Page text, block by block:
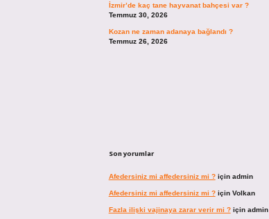
İzmir’de kaç tane hayvanat bahçesi var ?
Temmuz 30, 2026
Kozan ne zaman adanaya bağlandı ?
Temmuz 26, 2026
Son yorumlar
Afedersiniz mi affedersiniz mi ?için admin
Afedersiniz mi affedersiniz mi ?için Volkan
Fazla ilişki vajinaya zarar verir mi ?için admin